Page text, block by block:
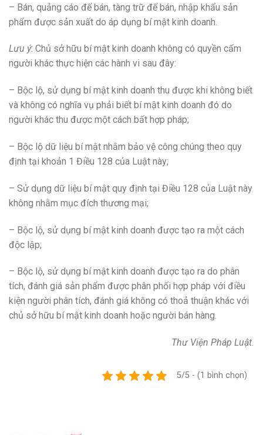
– Bán, quảng cáo để bán, tàng trữ để bán, nhập khẩu sản
phẩm được sản xuất do áp dụng bí mật kinh doanh.
Lưu ý: Chủ sở hữu bí mật kinh doanh không có quyền cấm
người khác thực hiện các hành vi sau đây:
– Bộc lộ, sử dụng bí mật kinh doanh thu được khi không biết
và không có nghĩa vụ phải biết bí mật kinh doanh đó do
người khác thu được một cách bất hợp pháp;
– Bộc lộ dữ liệu bí mật nhằm bảo vệ công chúng theo quy
định tại khoản 1 Điều 128 của Luật này;
– Sử dụng dữ liệu bí mật quy định tại Điều 128 của Luật này
không nhằm mục đích thương mại;
– Bộc lộ, sử dụng bí mật kinh doanh được tạo ra một cách
độc lập;
– Bộc lộ, sử dụng bí mật kinh doanh được tạo ra do phân
tích, đánh giá sản phẩm được phân phối hợp pháp với điều
kiện người phân tích, đánh giá không có thoả thuận khác với
chủ sở hữu bí mật kinh doanh hoặc người bán hàng.
Thư Viện Pháp Luật.
5/5 - (1 bình chọn)